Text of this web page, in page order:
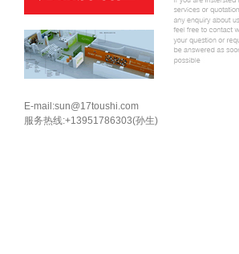
E-mail:sun@17toushi.com
服务热线:+13951786303(孙生)